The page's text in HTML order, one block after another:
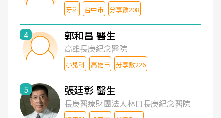
牙科 台中市 分享數208
4 郭和昌 醫生
高雄長庚紀念醫院
小兒科 高雄市 分享數226
5 張廷彰 醫生
長庚醫療財團法人林口長庚紀念醫院